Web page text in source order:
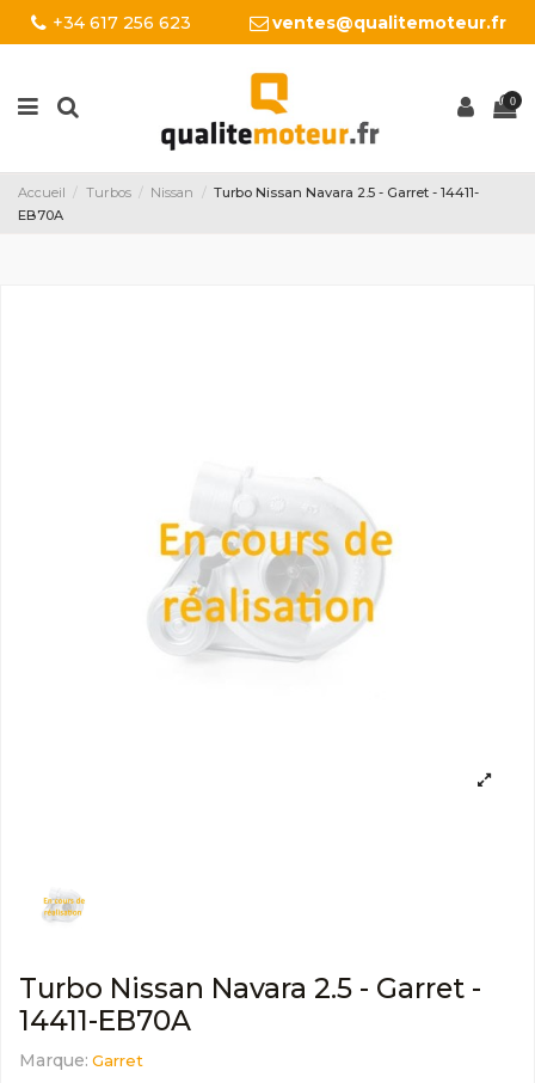
+34 617 256 623 ventes@qualitemoteur.fr
0
Accueil Turbos Nissan
Turbo Nissan Navara 2.5 - Garret - 14411-
EB70A
Turbo Nissan Navara 2.5 - Garret -
14411-EB70A
Marque: Garret